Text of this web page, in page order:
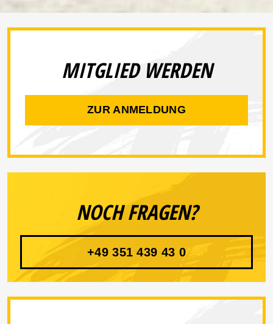
MITGLIED WERDEN
ZUR ANMELDUNG
NOCH FRAGEN?
+49 351 439 43 0